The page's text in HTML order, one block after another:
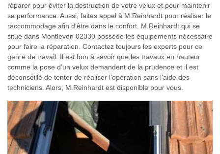
réparer pour éviter la destruction de votre velux et pour maintenir
sa performance. Aussi, faites appel à M.Reinhardt pour réaliser le
raccommodage afin d’être dans le confort. M.Reinhardt qui se
situe dans Montlevon 02330 possède les équipements nécessaire
pour faire la réparation. Contactez toujours les experts pour ce
genre de travail. Il est bon à savoir que les travaux en hauteur
comme la pose d’un velux demandent de la prudence et il est
déconseillé de tenter de réaliser l’opération sans l’aide des
techniciens. Alors, M.Reinhardt est disponible pour vous.